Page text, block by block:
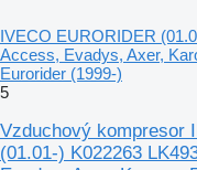
IVECO EURORIDER
Access, Evadys, Axer,
Eurorider (1999-)
5
Vzduchový kompresor
(01.01-) K022263